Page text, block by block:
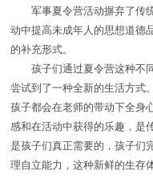
军事夏令营活动摒弃了传统
动中提高未成年人的思想道德
的补充形式。
孩子们通过夏令营这种不同
尝试到了一种全新的生活方式
孩子都会在老师的带动下全身
感和在活动中获得的乐趣，是
是孩子们真正需要的，孩子们
理自立能力，这种新鲜的生存